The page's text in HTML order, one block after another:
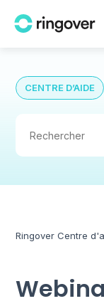
CENTRE D’AIDE
Ringover Centre